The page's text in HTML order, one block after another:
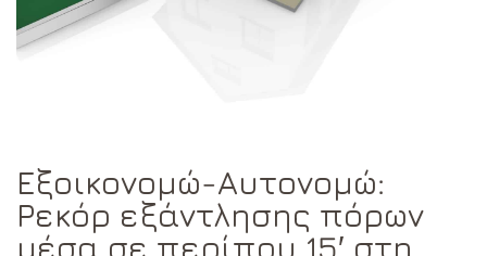
Εξοικονομώ-Αυτονομώ:
Ρεκόρ εξάντλησης πόρων
μέσα σε περίπου 15′ στη